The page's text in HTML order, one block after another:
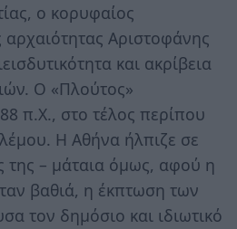
ο κορυφαίος
Αριστοφάνης
και ακρίβεια
Ο «Πλούτος»
π.Χ., στο τέλος περίπου
Η Αθήνα ήλπιζε σε
της – μάταια όμως, αφού η
βαθιά, η έκπτωση των
τον δημόσιο και ιδιωτικό